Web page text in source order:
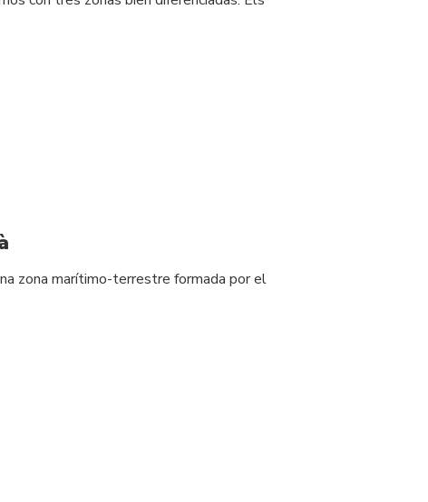
zona marítimo-terrestre formada por el